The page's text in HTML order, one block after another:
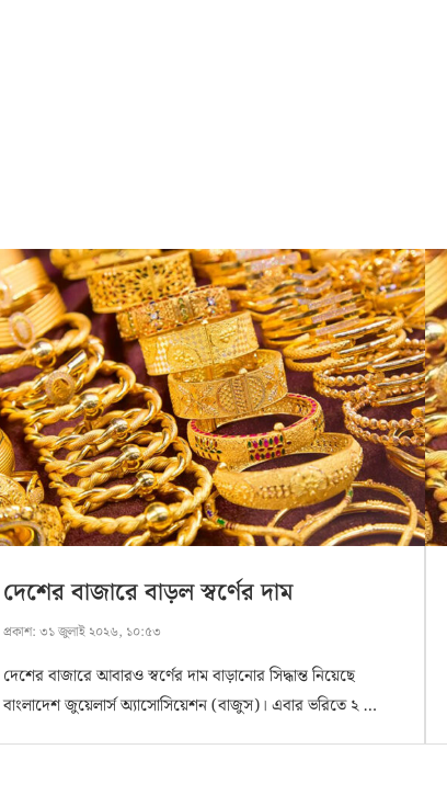
দেশের বাজারে বাড়ল স্বর্ণের দাম
প্রকাশ: ৩১ জুলাই ২০২৬, ১০:৫৩
দেশের বাজারে আবারও স্বর্ণের দাম বাড়ানোর সিদ্ধান্ত নিয়েছে
বাংলাদেশ জুয়েলার্স অ্যাসোসিয়েশন (বাজুস)। এবার ভরিতে ২ …